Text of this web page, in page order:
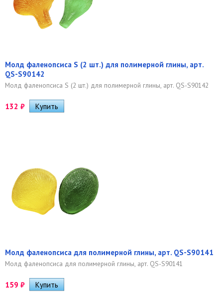
Молд фаленопсиса S (2 шт.) для полимерной глины, арт.
QS-S90142
Молд фаленопсиса S (2 шт.) для полимерной глины, арт. QS-S90142
132 ₽
Молд фаленопсиса для полимерной глины, арт. QS-S90141
Молд фаленопсиса для полимерной глины, арт. QS-S90141
159 ₽